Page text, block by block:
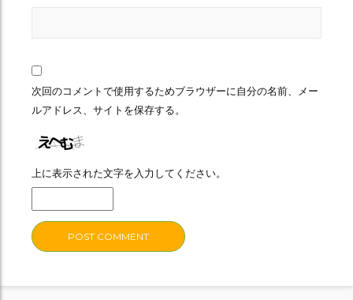
次回のコメントで使用するためブラウザーに自分の名前、メー
ルアドレス、サイトを保存する。
上に表示された文字を入力してください。